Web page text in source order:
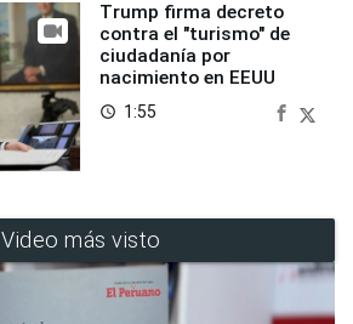
Trump firma decreto
contra el "turismo" de
ciudadanía por
nacimiento en EEUU
access_time 1:55
Video más visto